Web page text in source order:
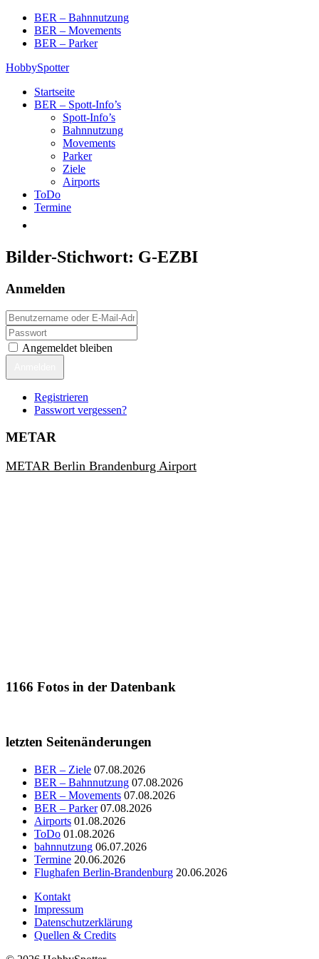
Skip
content
BER – Bahnnutzung
BER – Movements
BER – Parker
HobbySpotter
Startseite
BER – Spott-Info’s
Spott-Info’s
Bahnnutzung
Movements
Parker
Ziele
Airports
ToDo
Termine
Bilder-Stichwort: G-EZBI
Anmelden
Angemeldet bleiben
Registrieren
Passwort vergessen?
METAR
METAR Berlin Brandenburg Airport
1166 Fotos in der Datenbank
letzten Seitenänderungen
BER – Ziele 07.08.2026
BER – Bahnnutzung 07.08.2026
BER – Movements 07.08.2026
BER – Parker 07.08.2026
Airports 01.08.2026
ToDo 01.08.2026
bahnnutzung 06.07.2026
Termine 20.06.2026
Flughafen Berlin-Brandenburg 20.06.2026
Kontakt
Impressum
Datenschutzerklärung
Quellen & Credits